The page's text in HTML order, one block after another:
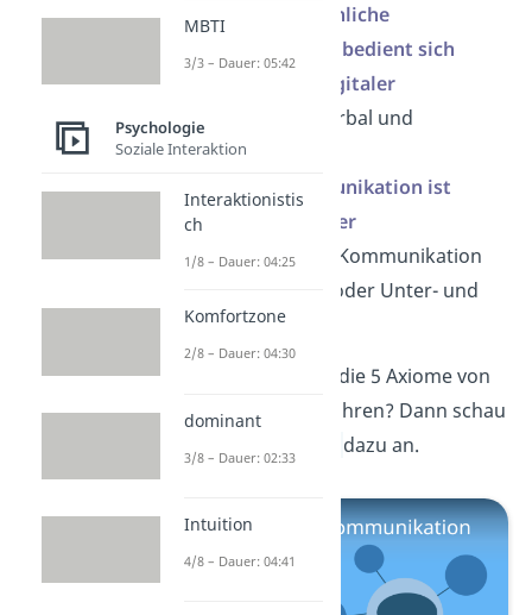
Axiom 4
Menschliche
Kommunikation bedient sich
analoger und digitaler
Modalitäten
(Verbal und
nonverbal)
Axiom 5
:Kommunikation ist
symmetrisch oder
komplementär
(Kommunikation
auf Augenhöhe oder Unter- und
Überordnung)
Du willst mehr über die 5 Axiome von
Paul Watzlawick erfahren? Dann schau
dazu an.
MBTI
3/3 – Dauer: 05:42
Psychologie
Soziale Interaktion
Interaktionistis
ch
1/8 – Dauer: 04:25
Komfortzone
2/8 – Dauer: 04:30
dominant
3/8 – Dauer: 02:33
Intuition
4/8 – Dauer: 04:41